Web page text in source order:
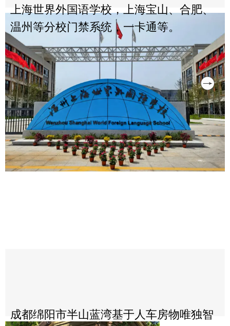
上海世界外国语学校，上海宝山、合肥、
温州等分校门禁系统，一卡通等。
成都绵阳市半山蓝湾基于人车房物唯独智